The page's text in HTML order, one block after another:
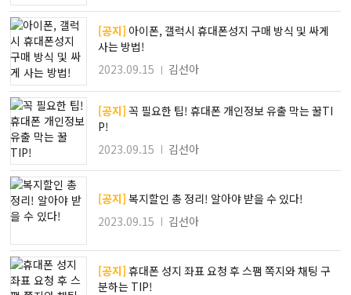
[공지]
사는 방법!
2023.09.15
김선아
[공지] 꼭 필요한 팁! 휴대폰 개인정보 유출 막는 꿀TI
P!
2023.09.15
김선아
[공지] 복지할인 총 정리! 알아야 받을 수 있다!
2023.09.15
김선아
[공지] 휴대폰 성지 좌표 요청 후 스팸 쪽지와 채팅 구
분하는 TIP!